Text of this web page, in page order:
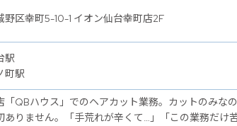
野区幸町5-10-1 イオン仙台幸町店2F
駅
町駅
「QBハウス」でのヘアカット業務。カットのみな
ありません。「手荒れが辛くて…」「この業務だけ